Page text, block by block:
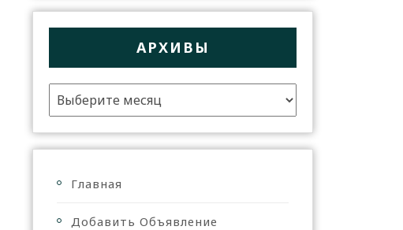
АРХИВЫ
Главная
Добавить Объявление